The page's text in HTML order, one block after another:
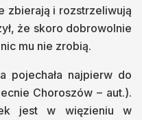
zbierają i rozstrzeliwują
że skoro dobrowolnie
mu nie zrobią.
pojechała najpierw do
Choroszów – aut.).
jest w więzieniu w